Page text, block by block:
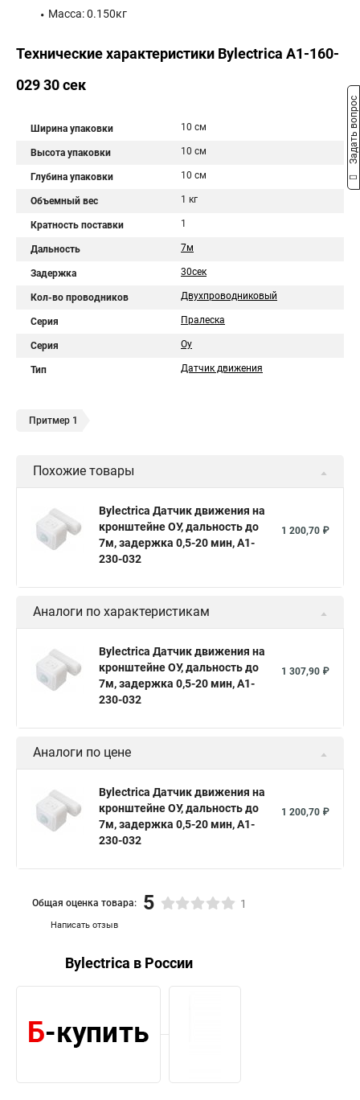
Масса: 0.150кг
Технические характеристики Bylectrica А1-160-
029 30 сек
Ширина упаковки 10 см
Высота упаковки 10 см
Глубина упаковки 10 см
Объемный вес 1 кг
Кратность поставки 1
Дальность 7м
Задержка 30сек
Кол-во проводников Двухпроводниковый
Серия Пралеска
Серия Оу
Тип Датчик движения
Притмер 1
Похожие товары
Bylectrica Датчик движения на
кронштейне ОУ, дальность до
7м, задержка 0,5-20 мин, А1-
230-032
1 200,70 ₽
Аналоги по характеристикам
Bylectrica Датчик движения на
кронштейне ОУ, дальность до
7м, задержка 0,5-20 мин, А1-
230-032
1 307,90 ₽
Аналоги по цене
Bylectrica Датчик движения на
кронштейне ОУ, дальность до
7м, задержка 0,5-20 мин, А1-
230-032
1 200,70 ₽
Написать отзыв
Общая оценка товара: 5 1
Bylectrica в России
Задать вопрос